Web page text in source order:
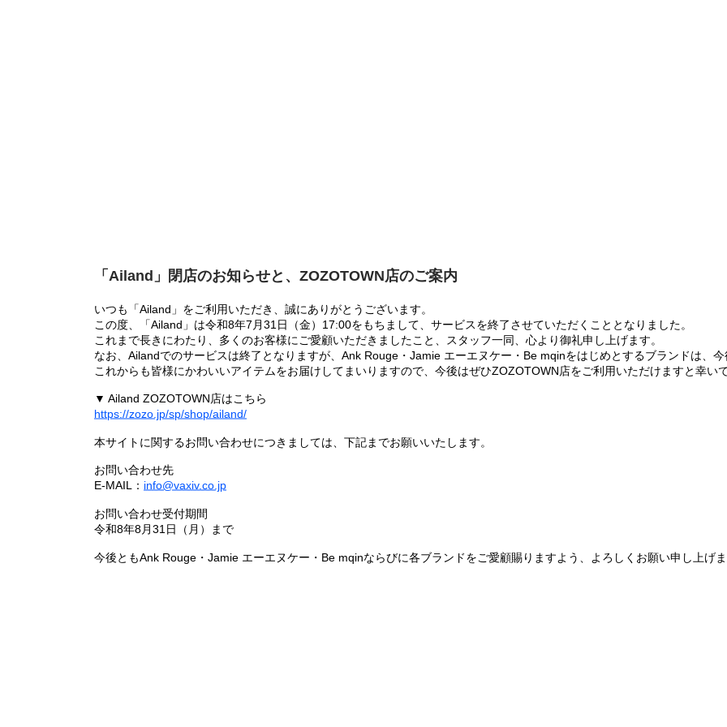
「Ailand」閉店のお知らせと、ZOZOTOWN店のご案内
いつも「Ailand」をご利用いただき、誠にありがとうございます。
この度、「Ailand」は令和8年7月31日（金）17:00をもちまして、サービスを終了させていただくこととなりました。
これまで長きにわたり、多くのお客様にご愛顧いただきましたこと、スタッフ一同、心より御礼申し上げます。
なお、Ailandでのサービスは終了となりますが、Ank Rouge・Jamie エーエヌケー・Be mqinをはじめとするブランドは、
これからも皆様にかわいいアイテムをお届けしてまいりますので、今後はぜひZOZOTOWN店をご利用いただけますと幸いで
▼ Ailand ZOZOTOWN店はこちら
https://zozo.jp/sp/shop/ailand/
本サイトに関するお問い合わせにつきましては、下記までお願いいたします。
お問い合わせ先
E-MAIL： info@vaxiv.co.jp
お問い合わせ受付期間
令和8年8月31日（月）まで
今後ともAnk Rouge・Jamie エーエヌケー・Be mqinならびに各ブランドをご愛顧賜りますよう、よろしくお願い申し上げま